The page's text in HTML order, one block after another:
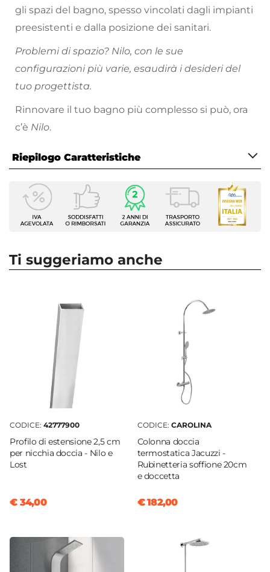
gli spazi del bagno, spesso vincolati dagli impianti
preesistenti e dalla posizione dei sanitari.
Problemi di spazio? Nilo, con le sue
configurazioni più varie, esaudirà i desideri del
tuo progettista.
Rinnovare il tuo bagno più complesso si può, ora
c’è Nilo.
Riepilogo Caratteristiche
Caratteristiche
Tipologia
Nicchia
Altezza
Apertura
Battente
Installazione Reversibile
Regolabile
174 cm| 178 cm
Estensibile
Tramite profilo "Nilo cromo" - € 35
Larghezza Massima 1 Profilo
Dimensione Entrata
Ti suggeriamo anche
CODICE: 42777900
Profilo di estensione 2,5 cm
per nicchia doccia - Nilo e
Lost
€ 34,00
CODICE: CAROLINA
Colonna doccia
termostatica Jacuzzi -
Rubinetteria soffione 20cm
e doccetta
€ 182,00